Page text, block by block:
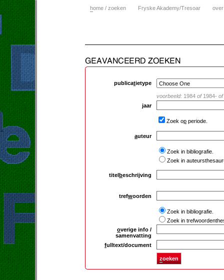
home / zoeken Fryske Akademy/Tresoar
publicatietype
voorbeeld: 1984 of1984- of
jaar
Zoek op periode.
auteur
Zoek in bibliografie.
Zoek in
titelbeschrijving
trefwoorden
Zoek in bibliografie.
Zoek in
overige info /
samenvatting
fulltext/document
zoeken